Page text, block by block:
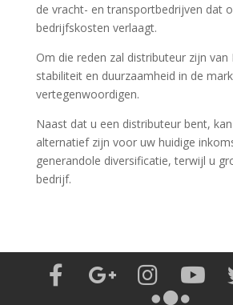
de vracht- en transportbedrijven dat
bedrijfskosten verlaagt.
Om die reden zal distributeur zijn van
stabiliteit en duurzaamheid in de
vertegenwoordigen.
Naast dat u een distributeur bent,
alternatief zijn voor uw huidige
generandole diversificatie, terwijl u
bedrijf.